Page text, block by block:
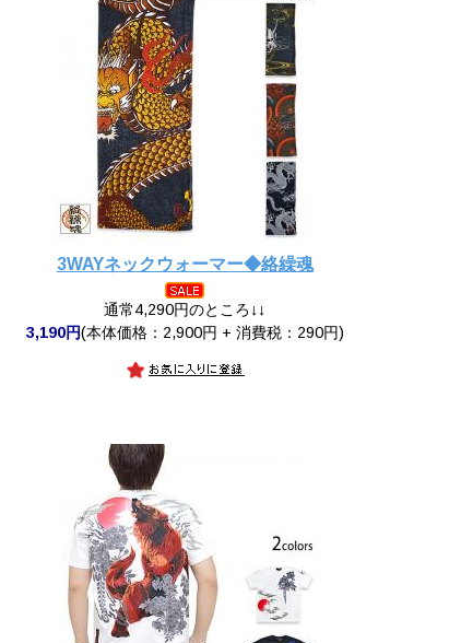
3WAYネックウォーマー◆絡繰魂
通常4,290円のところ↓↓
3,190円(本体価格：2,900円 + 消費税：290円)